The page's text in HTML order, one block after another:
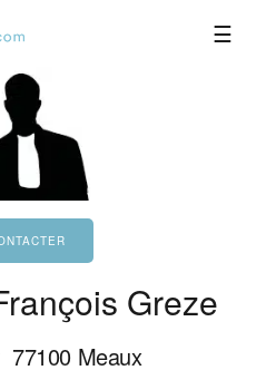
Greze
77100 Meaux